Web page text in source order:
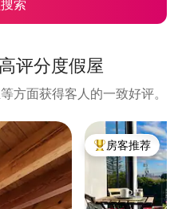
搜索
评分度假屋
方面获得客人的一致好评。
热门「房客推荐」
房客推荐